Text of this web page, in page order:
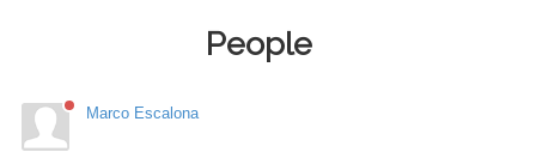
Tools
People
Marco Escalona